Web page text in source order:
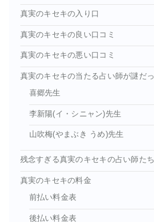
真実のキセキの入り口
真実のキセキの良い口コミ
真実のキセキの悪い口コミ
真実のキセキの当たる占い師が謎だ
喜郷先生
李新陽(イ・シニャン)先生
山吹梅(やまぶき うめ)先生
残念すぎる真実のキセキの占い師たち
真実のキセキの料金
前払い料金表
後払い料金表